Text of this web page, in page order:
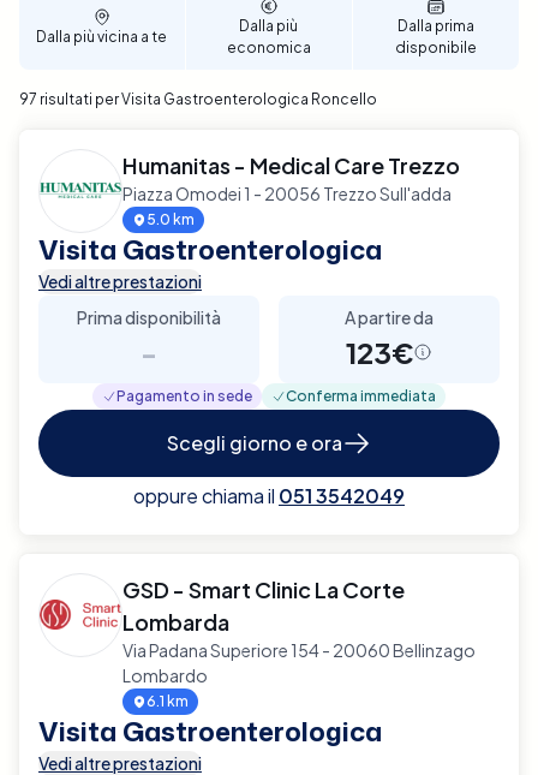
Dalla più vicina a te
Dalla più
economica
Dalla prima
disponibile
97 risultati per Visita Gastroenterologica Roncello
Humanitas - Medical Care Trezzo
Piazza Omodei 1 - 20056 Trezzo Sull'adda
5.0 km
Visita Gastroenterologica
Vedi altre prestazioni
Prima disponibilità
-
A partire da
123€
Pagamento in sede Conferma immediata
Scegli giorno e ora
oppure chiama il 051 3542049
GSD - Smart Clinic La Corte
Lombarda
Via Padana Superiore 154 - 20060 Bellinzago
Lombardo
6.1 km
Visita Gastroenterologica
Vedi altre prestazioni